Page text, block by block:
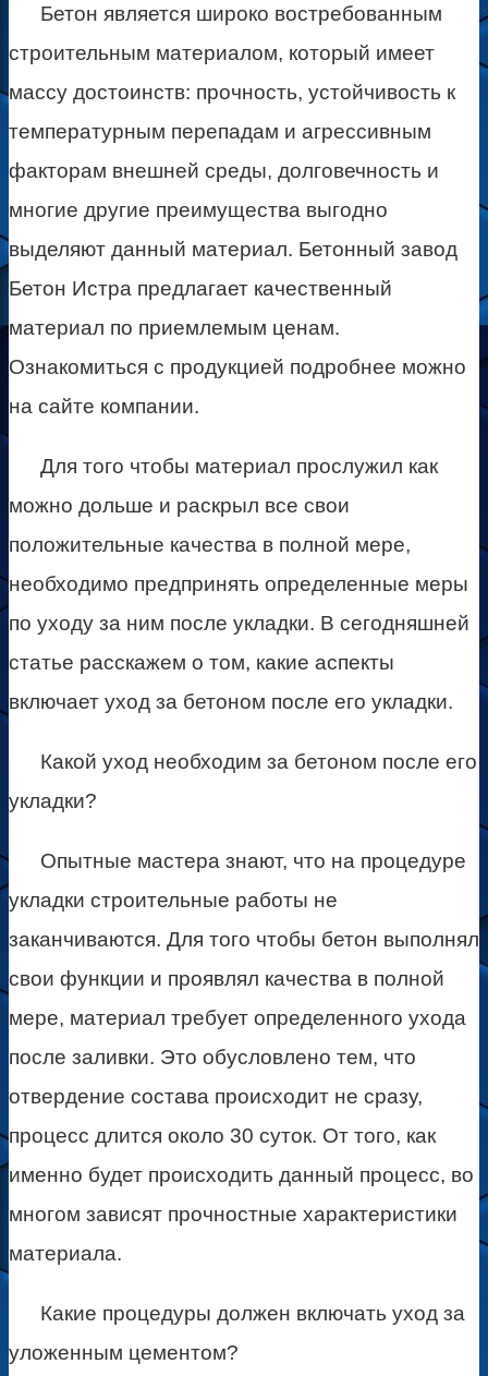
Бетон является широко востребованным
строительным материалом, который имеет
массу достоинств: прочность, устойчивость к
температурным перепадам и агрессивным
факторам внешней среды, долговечность и
многие другие преимущества выгодно
выделяют данный материал. Бетонный завод
Бетон Истра предлагает качественный
материал по приемлемым ценам.
Ознакомиться с продукцией подробнее можно
на сайте компании.
Для того чтобы материал прослужил как
можно дольше и раскрыл все свои
положительные качества в полной мере,
необходимо предпринять определенные меры
по уходу за ним после укладки. В сегодняшней
статье расскажем о том, какие аспекты
включает уход за бетоном после его укладки.
Какой уход необходим за бетоном после его
укладки?
Опытные мастера знают, что на процедуре
укладки строительные работы не
заканчиваются. Для того чтобы бетон выполнял
свои функции и проявлял качества в полной
мере, материал требует определенного ухода
после заливки. Это обусловлено тем, что
отвердение состава происходит не сразу,
процесс длится около 30 суток. От того, как
именно будет происходить данный процесс, во
многом зависят прочностные характеристики
материала.
Какие процедуры должен включать уход за
уложенным цементом?